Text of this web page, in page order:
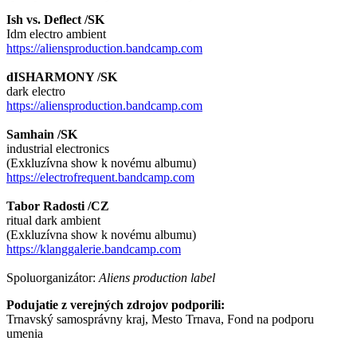
Ish vs. Deflect /SK
Idm electro ambient
https://aliensproduction.bandcamp.com
dISHARMONY /SK
dark electro
https://aliensproduction.bandcamp.com
Samhain /SK
industrial electronics
(Exkluzívna show k novému albumu)
https://electrofrequent.bandcamp.com
Tabor Radosti /CZ
ritual dark ambient
(Exkluzívna show k novému albumu)
https://klanggalerie.bandcamp.com
Spoluorganizátor: Aliens production label
Podujatie z verejných zdrojov podporili:
Trnavský samosprávny kraj, Mesto Trnava, Fond na podporu
umenia